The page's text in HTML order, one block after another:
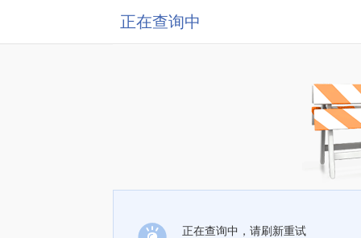
正在查询中
正在查询中，请刷新重试